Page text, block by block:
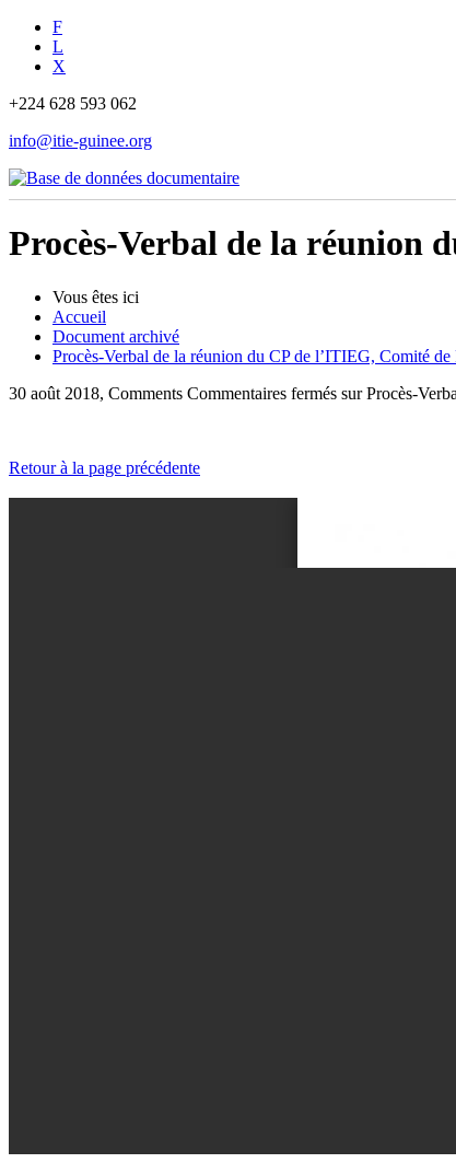
F
L
X
+224 628 593 062
info@itie-guinee.org
Procès-Verbal de la réunion
Vous êtes ici
Accueil
Document archivé
Procès-Verbal de la réunion du CP de l’ITIEG, Comité
30 août 2018, Comments Commentaires fermés sur Procès-
Retour à la page précédente